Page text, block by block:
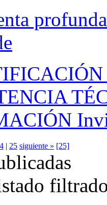
| 25 siguiente » [25]